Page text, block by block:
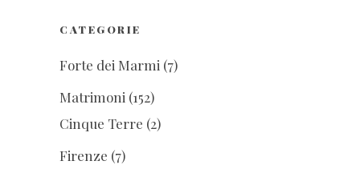
CATEGORIE
Forte dei Marmi (7)
Matrimoni (152)
Cinque Terre (2)
Firenze (7)